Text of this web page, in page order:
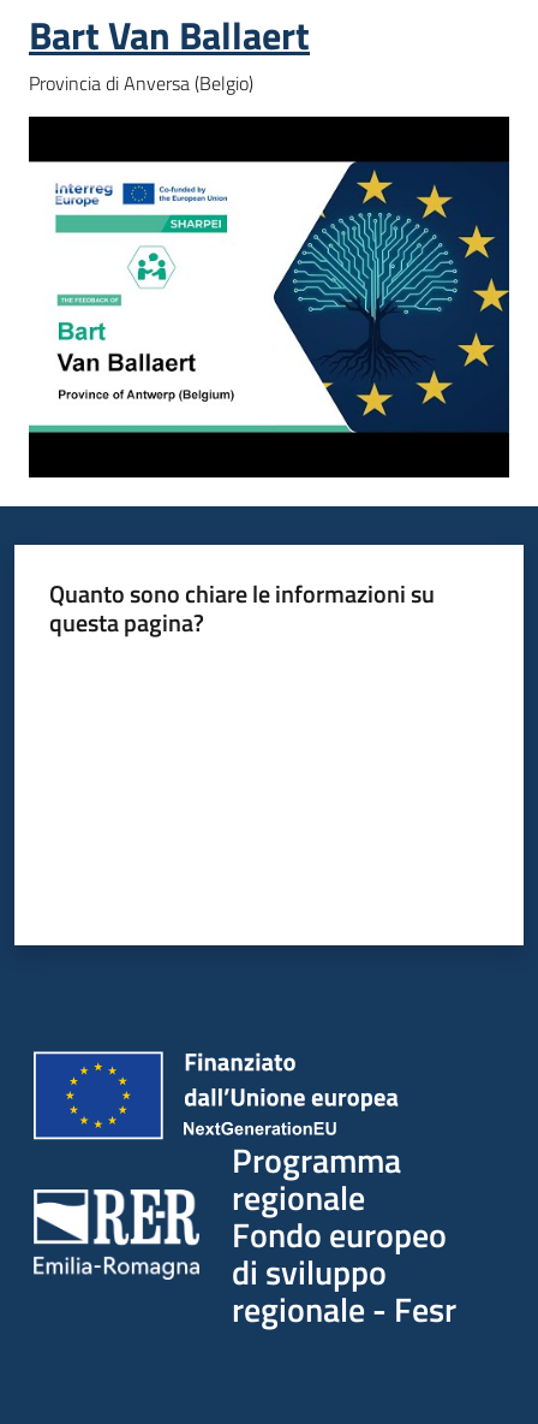
Bart Van Ballaert
Provincia di Anversa (Belgio)
Quanto sono chiare le informazioni su
questa pagina?
Programma
regionale
Fondo europeo
di sviluppo
regionale - Fesr